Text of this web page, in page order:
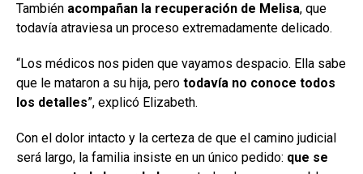
También acompañan la recuperación de Melisa, que
todavía atraviesa un proceso extremadamente delicado.
“Los médicos nos piden que vayamos despacio. Ella sabe
que le mataron a su hija, pero todavía no conoce todos
los detalles”, explicó Elizabeth.
Con el dolor intacto y la certeza de que el camino judicial
será largo, la familia insiste en un único pedido: que se